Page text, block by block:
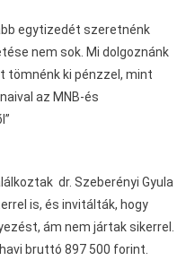
egytizedét szeretnénk
nem sok. Mi dolgoznánk
tömnénk ki pénzzel, mint
az MNB-és
dr. Szeberényi Gyula
is, és invitálták, hogy
ám nem jártak sikerrel.
bruttó 897 500 forint.